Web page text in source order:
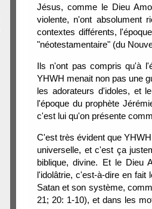
Jésus, comme le Dieu
violente, n'ont absolument
contextes différents,
"néotestamentaire" (du
Ils n'ont pas compris qu'à
YHWH menait non pas une
les adorateurs d'idoles, et
l'époque du prophète
c'est lui qu'on présente
C'est très évident que
universelle, et c'est ça
biblique, divine. Et le Dieu
l'idolâtrie, c'est-à-dire en fait
Satan et son système,
21; 20: 1-10), et dans les